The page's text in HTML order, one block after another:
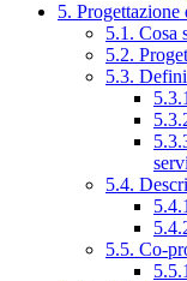
5. Progettazione
5.1. Cosa
5.2.
5.3.
5.4.
5.5. Co-